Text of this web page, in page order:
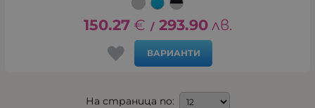
150.27 € / 293.90 лв.
ВАРИАНТИ
На страница по: